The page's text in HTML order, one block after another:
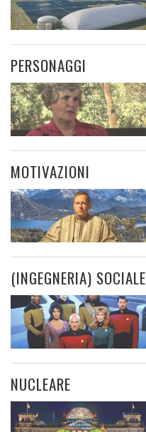
PERSONAGGI
MOTIVAZIONI
(INGEGNERIA) SOCIALE
NUCLEARE